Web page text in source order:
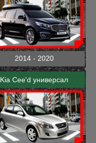
2014 - 2020
Kia Cee'd универсал